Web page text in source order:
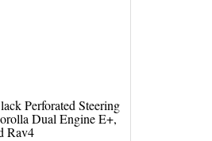
Perforated Steering
Dual Engine E+,
Rav4